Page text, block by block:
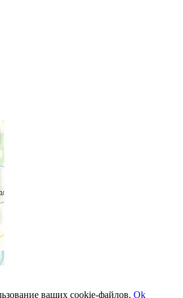
ваших cookie-файлов. Ok